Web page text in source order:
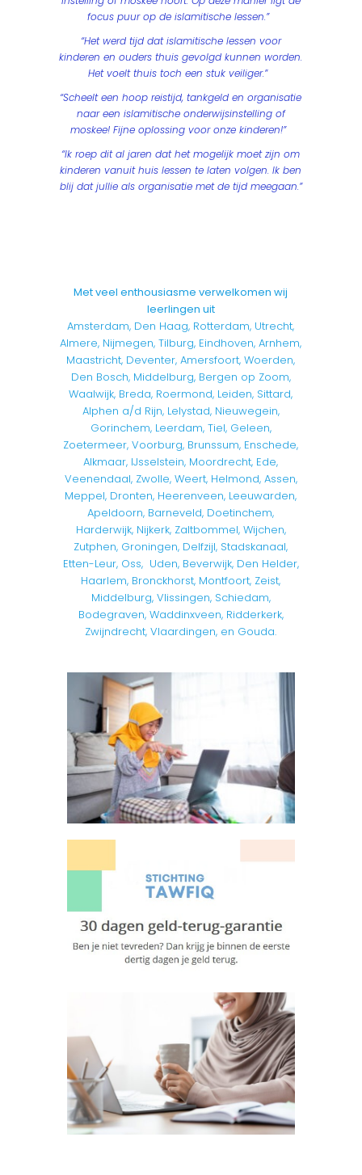
focus puur op de islamitische lessen.”
“Het werd tijd dat islamitische lessen voor
kinderen en ouders thuis gevolgd kunnen worden.
Het voelt thuis toch een stuk veiliger.”
“Scheelt een hoop reistijd, tankgeld en organisatie
naar een islamitische onderwijsinstelling of
moskee! Fijne oplossing voor onze kinderen!”
“Ik roep dit al jaren dat het mogelijk moet zijn om
kinderen vanuit huis lessen te laten volgen. Ik ben
blij dat jullie als organisatie met de tijd meegaan.”
Met veel enthousiasme verwelkomen wij
leerlingen uit
Amsterdam, Den Haag, Rotterdam, Utrecht,
Almere, Nijmegen, Tilburg, Eindhoven, Arnhem,
Maastricht, Deventer, Amersfoort, Woerden,
Den Bosch, Middelburg, Bergen op Zoom,
Waalwijk, Breda, Roermond, Leiden, Sittard,
Alphen a/d Rijn, Lelystad, Nieuwegein,
Gorinchem, Leerdam, Tiel, Geleen,
Zoetermeer, Voorburg, Brunssum, Enschede,
Alkmaar, IJsselstein, Moordrecht, Ede,
Veenendaal, Zwolle, Weert, Helmond, Assen,
Meppel, Dronten, Heerenveen, Leeuwarden,
Apeldoorn, Barneveld, Doetinchem,
Harderwijk, Nijkerk, Zaltbommel, Wijchen,
Zutphen, Groningen, Delfzijl, Stadskanaal,
Etten-Leur, Oss, Uden, Beverwijk, Den Helder,
Haarlem, Bronckhorst, Montfoort, Zeist,
Middelburg, Vlissingen, Schiedam,
Bodegraven, Waddinxveen, Ridderkerk,
Zwijndrecht, Vlaardingen, en Gouda.